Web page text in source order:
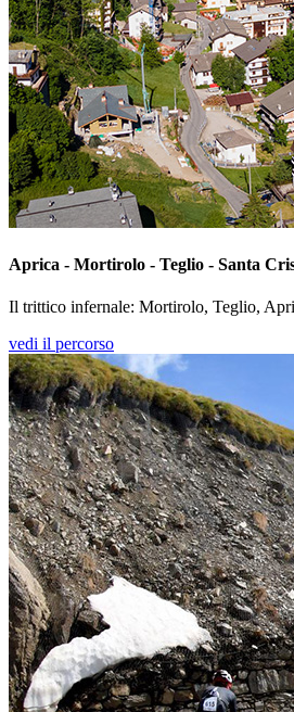
Aprica - Mortirolo - Teglio - Santa
Il trittico infernale: Mortirolo, Teglio,
vedi il percorso